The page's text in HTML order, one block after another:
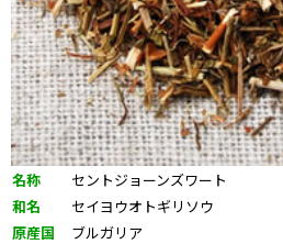
名称
セントジョーンズワート
和名
セイヨウオトギリソウ
原産国
ブルガリア